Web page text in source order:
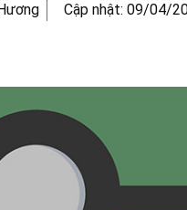
Cập nhật: 09/04/